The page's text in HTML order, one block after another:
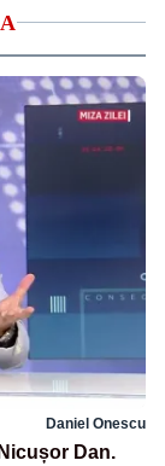
Daniel Onescu
Dan.